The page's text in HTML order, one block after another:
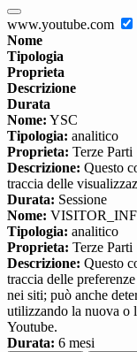
www.youtube.com
Nome
Tipologia
Proprieta
Descrizione
Durata
Nome: YSC
Tipologia: analitico
Proprieta: Terze Parti
Descrizione: Questo
traccia delle
Durata: Sessione
Nome:
Tipologia: analitico
Proprieta: Terze Parti
Descrizione: Questo
traccia delle
nei siti; può anche
utilizzando la nuova o
Youtube.
Durata: 6 mesi